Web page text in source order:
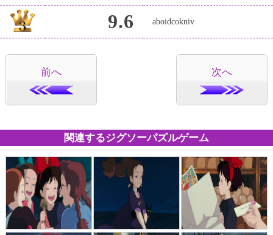
9.6 aboidcokniv
前へ 次へ
関連するジグソーパズルゲーム